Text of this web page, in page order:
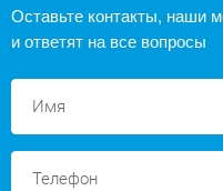
Оставьте контакты, наши
и ответят на все вопросы